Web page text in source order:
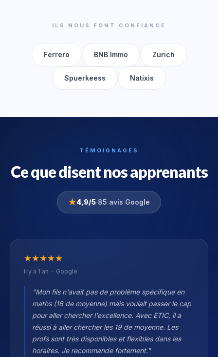
ILS NOUS FONT CONFIANCE
Ferrero BNB Immo Zurich
Spuerkeess Natixis
TÉMOIGNAGES
Ce que disent nos apprenants
★4,9/5·85 avis Google
★★★★★
il y a 1 an · Google
"Mon fils n'avait pas de problème spécifique en
maths (16 de moyenne) mais voulait passer le cap
pour aller chercher l'excellence. Avec ETIC, il a
réussi à aller chercher les 19 de moyenne. Les
profs sont très disponibles et flexibles dans les
horaires. Je recommande fortement."